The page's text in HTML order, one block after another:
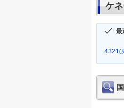
ケ
最
4321(